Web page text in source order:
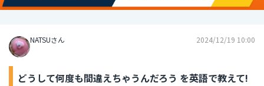
NATSUさん 2024/12/19 10:00
どうして何度も間違えちゃうんだろう を英語で教えて!